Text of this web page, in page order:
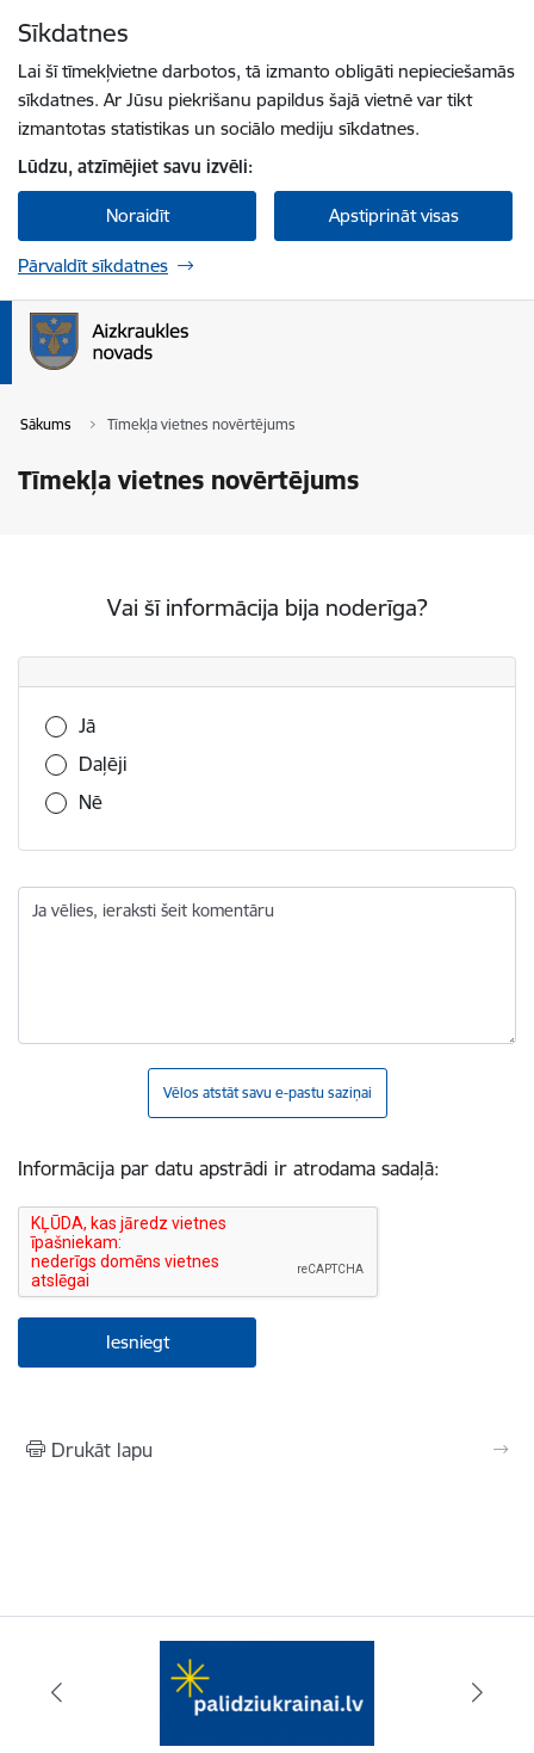
Sīkdatnes
Lai šī tīmekļvietne darbotos, tā izmanto obligāti nepieciešamās
sīkdatnes. Ar Jūsu piekrišanu papildus šajā vietnē var tikt
izmantotas statistikas un sociālo mediju sīkdatnes.
Lūdzu, atzīmējiet savu izvēli:
Noraidīt Apstiprināt visas
Pārvaldīt sīkdatnes
Sākums Tīmekļa vietnes novērtējums
Tīmekļa vietnes novērtējums
Vai šī informācija bija noderīga?
Vai šī informācija bija noderīga?
Jā
Daļēji
Nē
Ja vēlies, ieraksti šeit komentāru
Vēlos atstāt savu e-pastu saziņai
Informācija par datu apstrādi ir atrodama sadaļā:
Drukāt lapu